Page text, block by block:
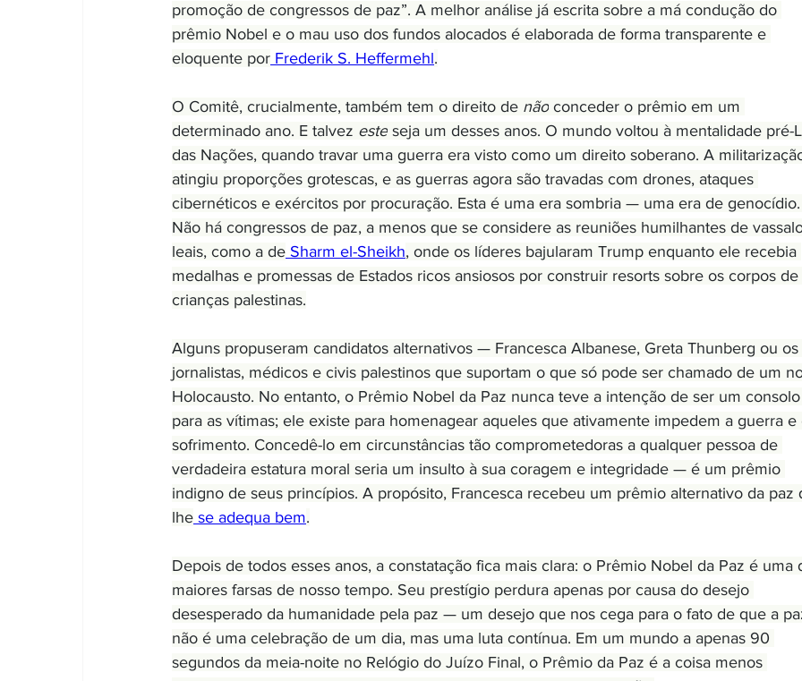
promoção de congressos de paz”. A melhor análise já escrita sobre a má condução do
prêmio Nobel e o mau uso dos fundos alocados é elaborada de forma transparente e
eloquente por Frederik S. Heffermehl.
O Comitê, crucialmente, também tem o direito de não conceder o prêmio em um
determinado ano. E talvez este seja um desses anos. O mundo voltou à mentalidade pré-
das Nações, quando travar uma guerra era visto como um direito soberano. A
atingiu proporções grotescas, e as guerras agora são travadas com drones, ataques
cibernéticos e exércitos por procuração. Esta é uma era sombria — uma era de
Não há congressos de paz, a menos que se considere as reuniões humilhantes de
leais, como a de Sharm el-Sheikh, onde os líderes bajularam Trump enquanto ele recebia
medalhas e promessas de Estados ricos ansiosos por construir resorts sobre os corpos de
crianças palestinas.
Alguns propuseram candidatos alternativos — Francesca Albanese, Greta Thunberg ou os
jornalistas, médicos e civis palestinos que suportam o que só pode ser chamado de um
Holocausto. No entanto, o Prêmio Nobel da Paz nunca teve a intenção de ser um
para as vítimas; ele existe para homenagear aqueles que ativamente impedem a guerra
sofrimento. Concedê-lo em circunstâncias tão comprometedoras a qualquer pessoa de
verdadeira estatura moral seria um insulto à sua coragem e integridade — é um prêmio
indigno de seus princípios. A propósito, Francesca recebeu um prêmio alternativo da
lhe se adequa bem.
Depois de todos esses anos, a constatação fica mais clara: o Prêmio Nobel da Paz é uma
maiores farsas de nosso tempo. Seu prestígio perdura apenas por causa do desejo
desesperado da humanidade pela paz — um desejo que nos cega para o fato de que a
não é uma celebração de um dia, mas uma luta contínua. Em um mundo a apenas 90
segundos da meia-noite no Relógio do Juízo Final, o Prêmio da Paz é a coisa menos